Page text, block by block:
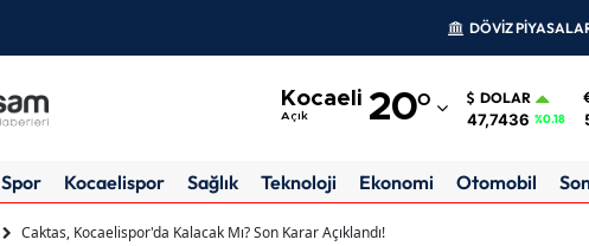
DÖVİZ
Kocaeli
Açık 20°
Adıyaman
DOLAR
47,7436 %0.18
Spor Kocaelispor Sağlık Teknoloji Ekonomi Otomobil
Caktas, Kocaelispor'da Kalacak Mı? Son Karar Açıklandı!